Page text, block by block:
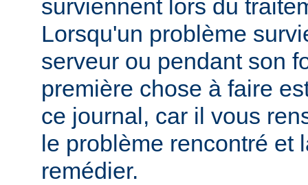
surviennent lors du
Lorsqu'un problème
serveur ou pendant son
première chose à faire
ce journal, car il vous
le problème rencontré et
remédier.